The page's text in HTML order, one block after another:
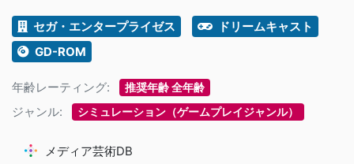
セガ・エンタープライゼス
ドリームキャスト
GD-ROM
年齢レーティング: 推奨年齢 全年齢
ジャンル: シミュレーション（ゲームプレイジャンル）
メディア芸術DB